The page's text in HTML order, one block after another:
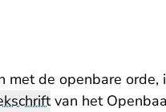
de openbare orde,
van het